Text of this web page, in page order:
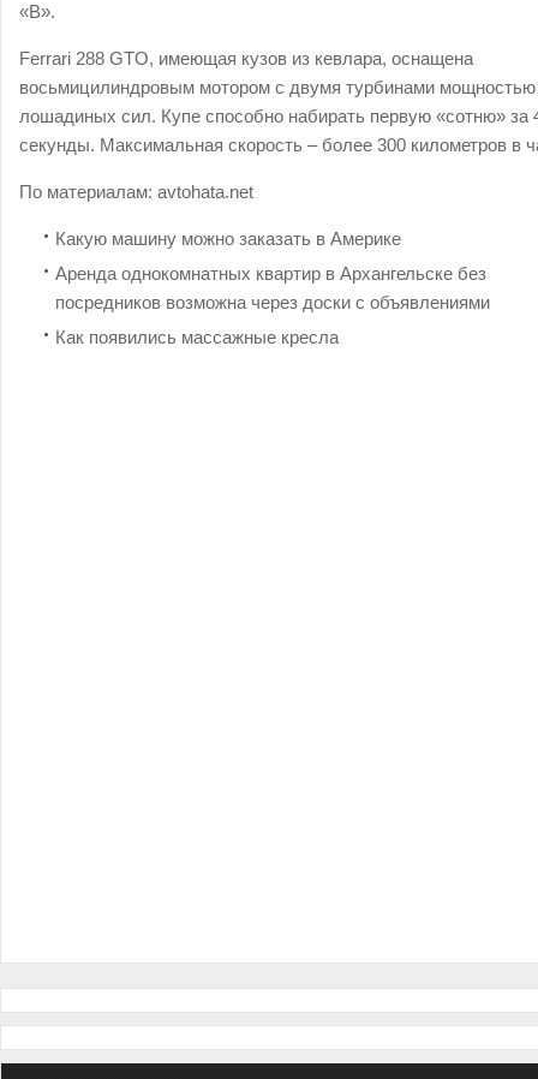
«В».
Ferrari 288 GTO, имеющая кузов из кевлара, оснащена
восьмицилиндровым мотором с двумя турбинами мощностью
лошадиных сил. Купе способно набирать первую «сотню» за
секунды. Максимальная скорость – более 300 километров в
По материалам: avtohata.net
Какую машину можно заказать в Америке
Аренда однокомнатных квартир в Архангельске без
посредников возможна через доски с объявлениями
Как появились массажные кресла